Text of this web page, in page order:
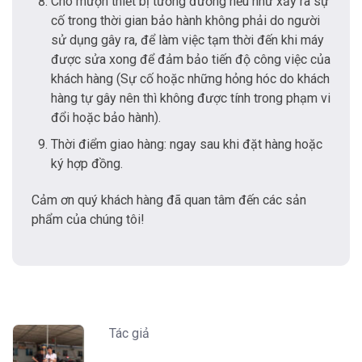
cố trong thời gian bảo hành không phải do người
sử dụng gây ra, để làm việc tạm thời đến khi máy
được sửa xong để đảm bảo tiến độ công việc của
khách hàng (Sự cố hoặc những hỏng hóc do khách
hàng tự gây nên thì không được tính trong phạm vi
đổi hoặc bảo hành).
Thời điểm giao hàng: ngay sau khi đặt hàng hoặc
ký hợp đồng.
Cảm ơn quý khách hàng đã quan tâm đến các sản
phẩm của chúng tôi!
Tác giả